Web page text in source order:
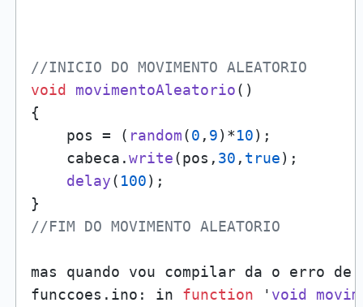
//INICIO DO MOVIMENTO ALEATORIO
void
movimentoAleatorio()
{
    pos = (
random(0 , 9)*10);
    cabeca.
write(pos, 30 , true);
delay( 100);
//FIM DO MOVIMENTO ALEATORIO
mas quando vou compilar da o erro de
funccoes.ino: in function ' void